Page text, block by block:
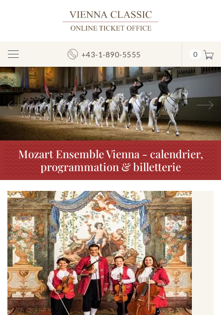
Afficher/masquer
la
navigation
+43-1-890-5555 0
Précédent
Mozart Ensemble Vienna - calendrier,
programmation & billetterie